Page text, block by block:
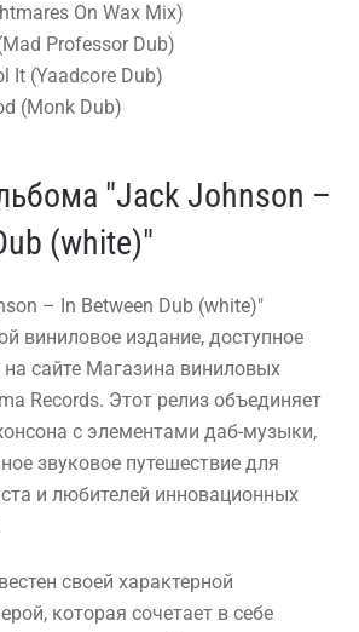
On Wax Mix)
Professor Dub)
It (Yaadcore Dub)
(Monk Dub)
"Jack Johnson –
(white)"
– In Between Dub (white)"
виниловое издание, доступное
сайте Магазина виниловых
Records. Этот релиз объединяет
с элементами даб-музыки,
звуковое путешествие для
и любителей инновационных
своей характерной
которая сочетает в себе